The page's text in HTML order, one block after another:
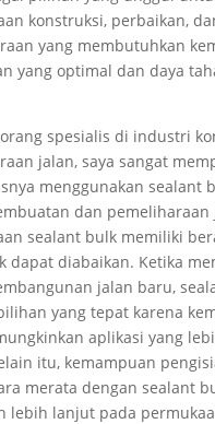
konstruksi, perbaikan,
yang membutuhkan
yang optimal dan daya
spesialis di industri
jalan, saya sangat
menggunakan sealant
dan pemeliharaan
sealant bulk memiliki
dapat diabaikan. Ketika
jalan baru,
yang tepat karena
aplikasi yang
itu, kemampuan
merata dengan sealant
lebih lanjut pada